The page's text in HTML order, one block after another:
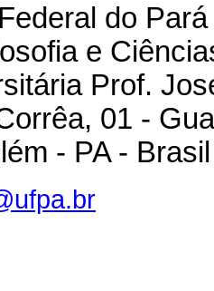
do Pará
e
Prof.
01 -
- PA - Brasil